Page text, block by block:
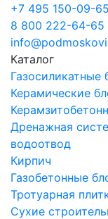
+7 495 150-09-65
8 800 222-64-65
Каталог
Газосиликатные
Керамические
Дренажная
водоотвод
Кирпич
Газобетонные
Тротуарная
Сухие